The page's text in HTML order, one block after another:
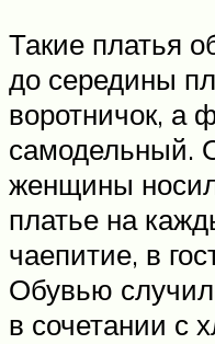
Такие платья
до середины
воротничок, а
самодельный.
женщины
платье на
чаепитие, в
Обувью
в сочетании с